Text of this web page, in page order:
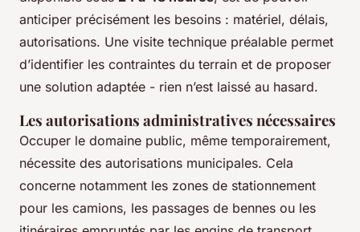
anticiper précisément les besoins : matériel, délais,
autorisations. Une visite technique préalable permet
d’identifier les contraintes du terrain et de proposer
une solution adaptée - rien n’est laissé au hasard.
Les autorisations administratives nécessaires
Occuper le domaine public, même temporairement,
nécessite des autorisations municipales. Cela
concerne notamment les zones de stationnement
pour les camions, les passages de bennes ou les